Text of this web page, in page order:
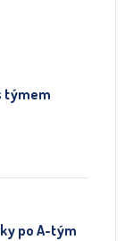
týmem
po A-tým